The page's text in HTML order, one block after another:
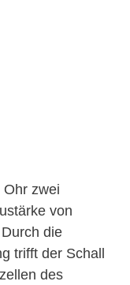
zwei
von
die
trifft der Schall
des